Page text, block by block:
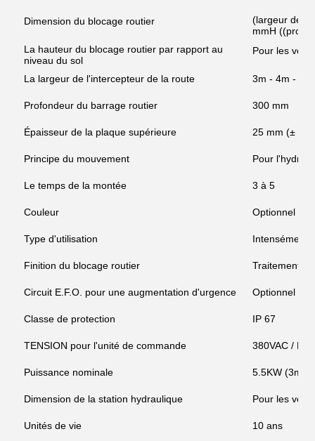
Dimension du blocage routier
(largeur de
mmH
La hauteur du blocage routier par rapport au
niveau du sol
Pour les
La largeur de l'intercepteur de la route 3m - 4m - 5m
Profondeur du barrage routier 300 mm
Épaisseur de la plaque supérieure 25 mm (± 2
Principe du mouvement Pour
Le temps de la montée 3 à 5
Couleur Optionnel
Type d'utilisation Intensément
Finition du blocage routier Traitement
Circuit E.F.O. pour une augmentation d'urgence Optionnel -
Classe de protection IP 67
TENSION pour l'unité de commande 380VAC / DC
Puissance nominale 5.5KW (3m-
Dimension de la station hydraulique Pour les
Unités de vie 10 ans